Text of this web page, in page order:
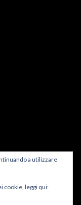
a utilizzare
cookie, leggi qui: